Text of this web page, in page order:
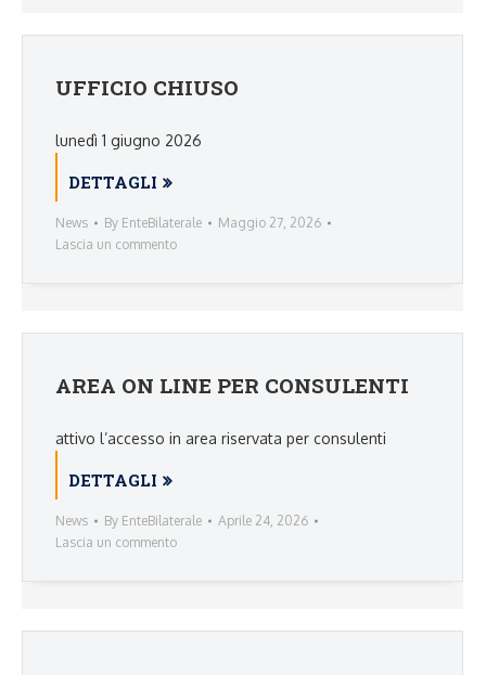
UFFICIO CHIUSO
lunedì 1 giugno 2026
DETTAGLI
News By EnteBilaterale
Maggio 27, 2026
Lascia un commento
AREA ON LINE PER CONSULENTI
attivo l’accesso in area riservata per consulenti
DETTAGLI
News By EnteBilaterale
Aprile 24, 2026
Lascia un commento